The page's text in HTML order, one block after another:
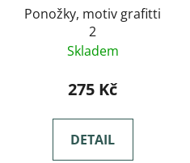
Ponožky, motiv grafitti
2
Skladem
275 Kč
DETAIL